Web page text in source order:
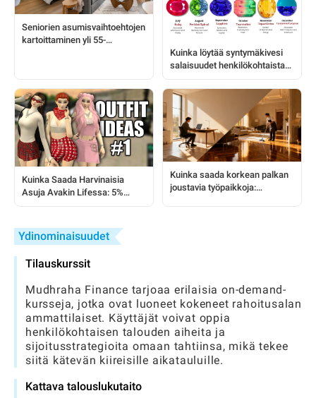
Seniorien asumisvaihtoehtojen
kartoittaminen yli 55-
Kuinka löytää syntymäkivesi
salaisuudet henkilökohtaista
Kuinka Saada Harvinaisia
Asuja Avakin Lifessa: 5%
Kuinka saada korkean palkan
joustavia työpaikkoja:
Ydinominaisuudet
Tilauskurssit
Mudhraha Finance tarjoaa erilaisia on-demand-
kursseja, jotka ovat luoneet kokeneet rahoitusalan
ammattilaiset. Käyttäjät voivat oppia
henkilökohtaisen talouden aiheita ja
sijoitusstrategioita omaan tahtiinsa, mikä tekee
siitä kätevän kiireisille aikatauluille.
Kattava talouslukutaito